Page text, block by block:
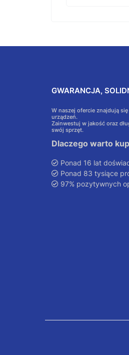
GWARANCJA,
W naszej ofercie znajdują
urządzeń.
Zainwestuj w jakość oraz
swój sprzęt.
Dlaczego warto
Ponad 16 lat
Ponad 83 tysiące
97% pozytywnych